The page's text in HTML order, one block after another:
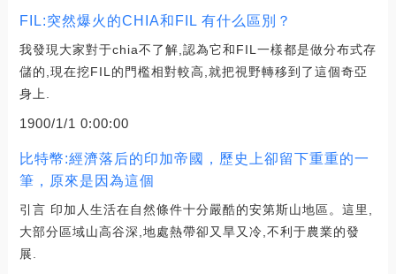
FIL:突然爆火的CHIA和FIL 有什么區別？
我發現大家對于chia不了解,認為它和FIL一樣都是做分布式存
儲的,現在挖FIL的門檻相對較高,就把視野轉移到了這個奇亞
身上.
1900/1/1 0:00:00
比特幣:經濟落后的印加帝國，歷史上卻留下重重的一
筆，原來是因為這個
引言 印加人生活在自然條件十分嚴酷的安第斯山地區。這里,
大部分區域山高谷深,地處熱帶卻又旱又冷,不利于農業的發
展.